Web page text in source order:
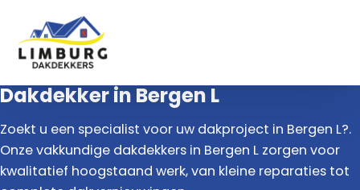
Dakdekker in Bergen L
Zoekt u een specialist voor uw dakproject in Bergen L?.
Onze vakkundige dakdekkers in Bergen L zorgen voor
kwalitatief hoogstaand werk, van kleine reparaties tot